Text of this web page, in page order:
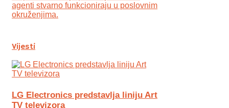
agenti stvarno funkcioniraju u poslovnim
okruženjima.
Vijesti
LG Electronics predstavlja liniju Art
TV televizora